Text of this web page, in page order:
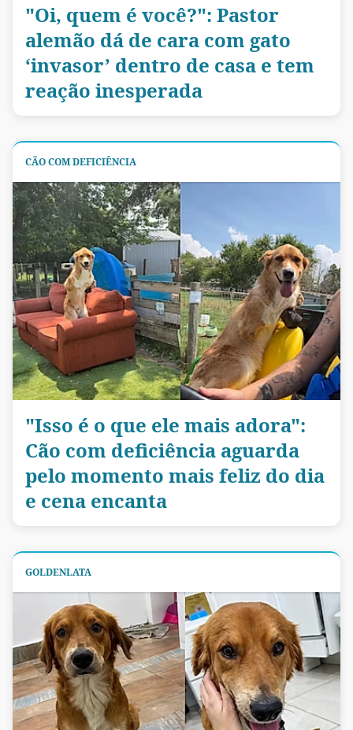
"Oi, quem é você?": Pastor
alemão dá de cara com gato
‘invasor’ dentro de casa e tem
reação inesperada
CÃO COM DEFICIÊNCIA
"Isso é o que ele mais adora":
Cão com deficiência aguarda
pelo momento mais feliz do dia
e cena encanta
GOLDENLATA